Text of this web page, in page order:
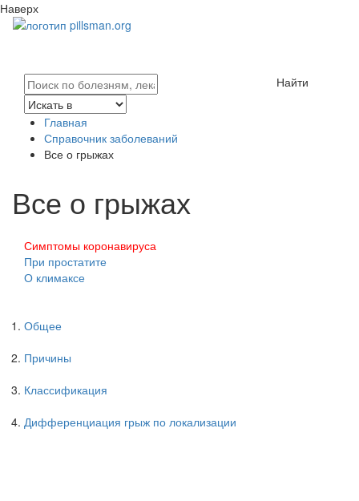
Наверх
Найти
Главная
Справочник заболеваний
Все о грыжах
Все о грыжах
Симптомы коронавируса
При простатите
О климаксе
Общее
Причины
Классификация
Дифференциация грыж по локализации